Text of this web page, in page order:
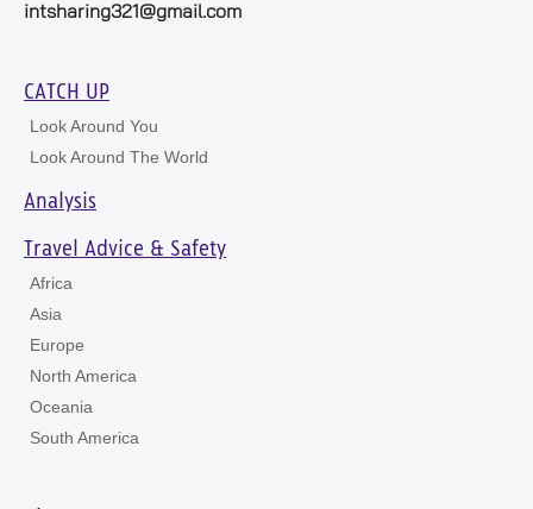
intsharing321@gmail.com
CATCH UP
Look Around You
Look Around The World
Analysis
Travel Advice & Safety
Africa
Asia
Europe
North America
Oceania
South America